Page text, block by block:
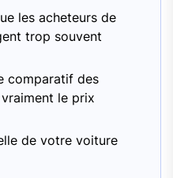
les acheteurs de
trop souvent
comparatif des
le prix
de votre voiture